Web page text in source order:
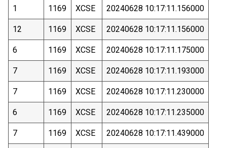
1 1169 XCSE 20240628 10:17:11.156000
12 1169 XCSE 20240628 10:17:11.156000
6 1169 XCSE 20240628 10:17:11.175000
7 1169 XCSE 20240628 10:17:11.193000
7 1169 XCSE 20240628 10:17:11.230000
6 1169 XCSE 20240628 10:17:11.235000
7 1169 XCSE 20240628 10:17:11.439000